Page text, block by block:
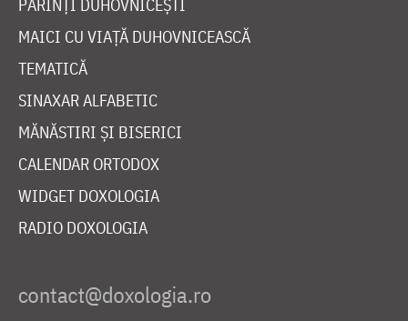
PĂRINȚI DUHOVNICEȘTI
MAICI CU VIAȚĂ DUHOVNICEASCĂ
TEMATICĂ
SINAXAR ALFABETIC
MĂNĂSTIRI ȘI BISERICI
CALENDAR ORTODOX
WIDGET DOXOLOGIA
RADIO DOXOLOGIA